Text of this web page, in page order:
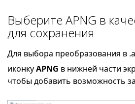
Выберите APNG в
для сохранения
Для выбора преобразования в
иконкуAPNG в нижней части
чтобы добавить возможность